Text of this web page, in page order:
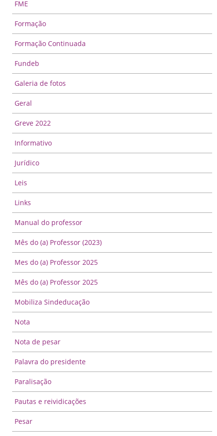
FME
Formação
Formação Continuada
Fundeb
Galeria de fotos
Geral
Greve 2022
Informativo
Jurídico
Leis
Links
Manual do professor
Mês do (a) Professor (2023)
Mes do (a) Professor 2025
Mês do (a) Professor 2025
Mobiliza Sindeducação
Nota
Nota de pesar
Palavra do presidente
Paralisação
Pautas e reividicações
Pesar